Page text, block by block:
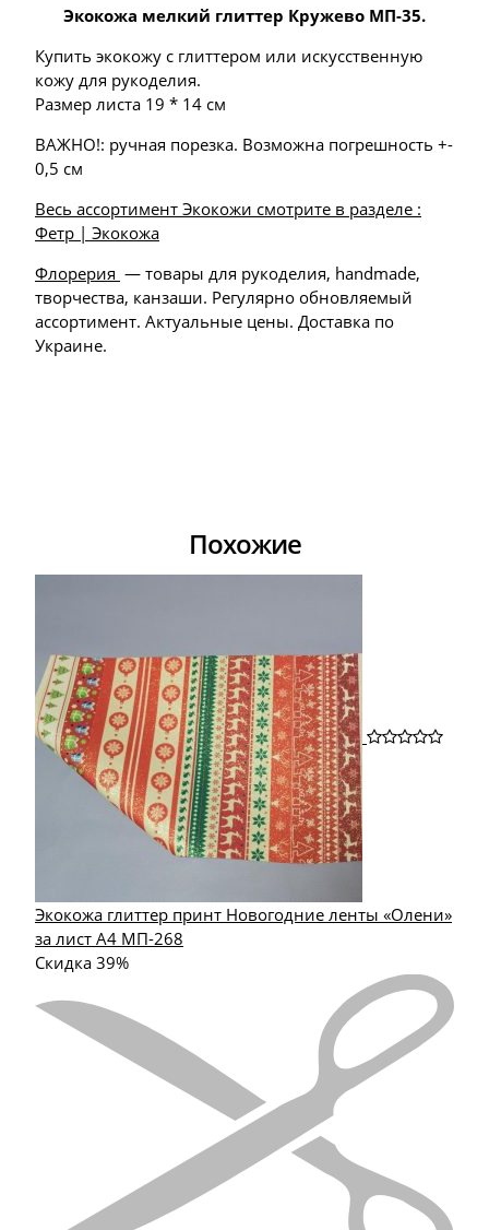
Экокожа мелкий глиттер Кружево МП-35.
Купить экокожу с глиттером или искусственную
кожу для рукоделия.
Размер листа 19 * 14 см
ВАЖНО!: ручная порезка. Возможна погрешность +-
0,5 см
Весь ассортимент Экокожи смотрите в разделе :
Фетр | Экокожа
Флорерия — товары для рукоделия, handmade,
творчества, канзаши. Регулярно обновляемый
ассортимент. Актуальные цены. Доставка по
Украине.
Похожие
Экокожа глиттер принт Новогодние ленты «Олени»
за лист А4 МП-268
Скидка 39%